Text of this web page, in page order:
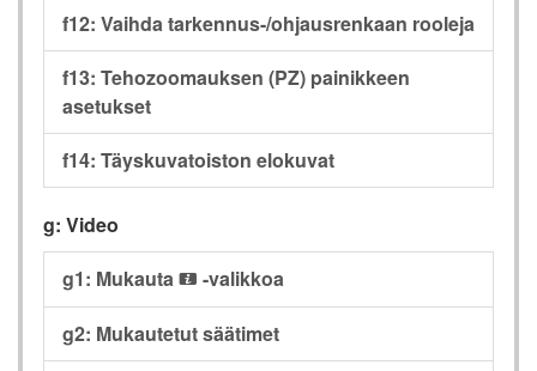
f12: Vaihda tarkennus-/ohjausrenkaan rooleja
f13: Tehozoomauksen (PZ) painikkeen
asetukset
f14: Täyskuvatoiston elokuvat
g: Video
g1: Mukauta i -valikkoa
g2: Mukautetut säätimet